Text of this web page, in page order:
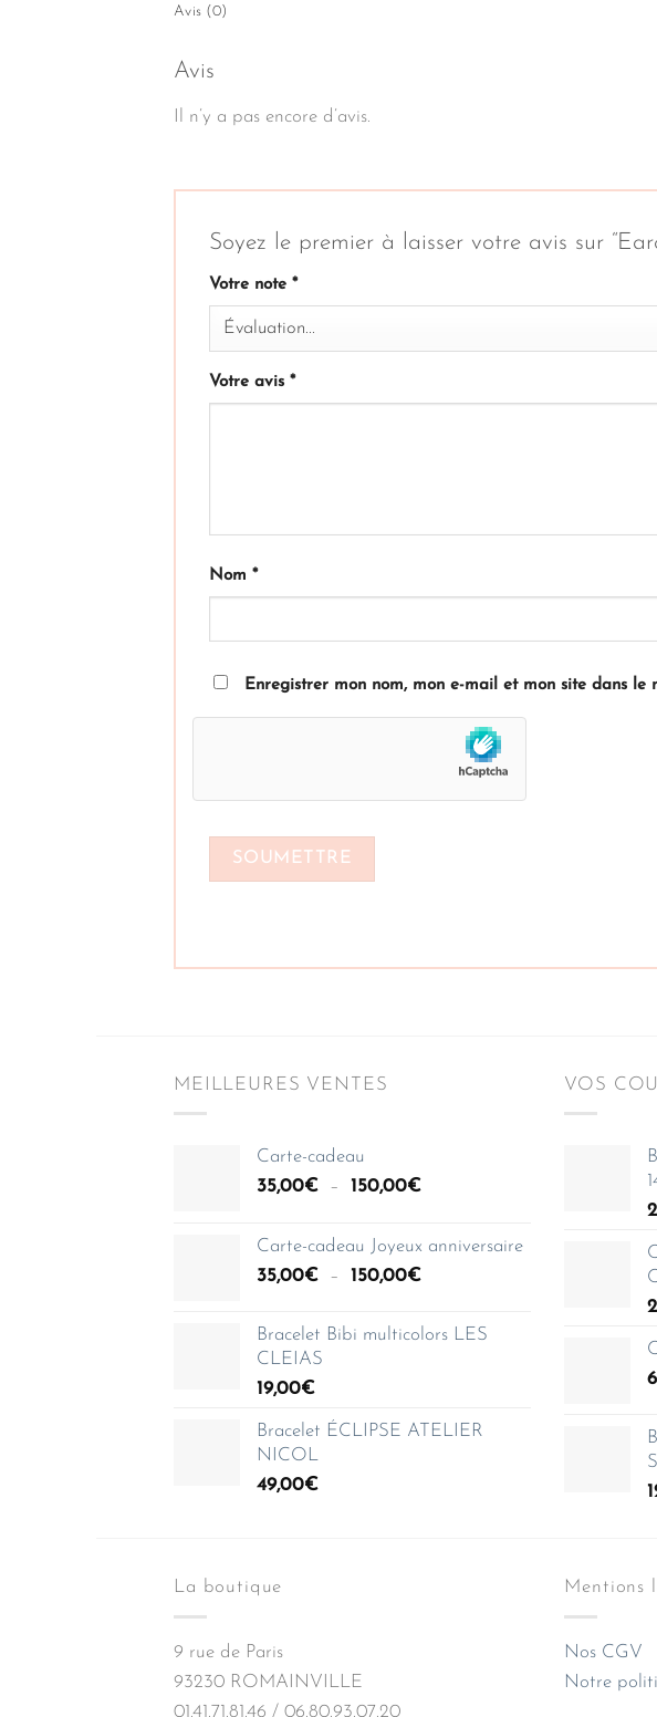
Avis (0)
Avis
Il n’y a pas encore d’avis.
Soyez le premier à laisser votre avis sur
Votre note *
Votre avis *
Nom *
Enregistrer mon nom, mon e-mail et mon site dans
MEILLEURES VENTES
Carte-cadeau
35,00€ – 150,00€Plage
à
Carte-cadeau Joyeux anniversaire
35,00€ – 150,00€Plage
prix :
Bracelet Bibi multicolors LES
CLEIAS
19,00€
Bracelet ÉCLIPSE ATELIER
NICOL
49,00€
VOS
La boutique
9 rue de Paris
93230 ROMAINVILLE
01.41.71.81.46 / 06.80.93.07.20
Mentions
Nos CGV
Notre